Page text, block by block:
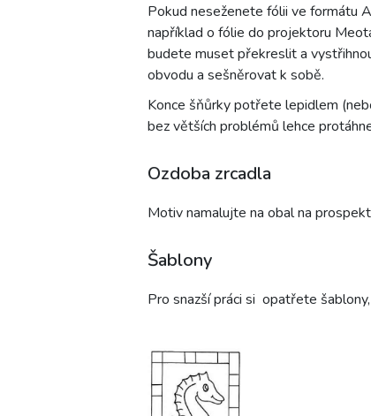
Pokud neseženete fólii ve formátu
například o fólie do projektoru
budete muset překreslit a
obvodu a sešněrovat k sobě.
Konce šňůrky potřete lepidlem
bez větších problémů lehce
Ozdoba zrcadla
Motiv namalujte na obal na
Šablony
Pro snazší práci si opatřete